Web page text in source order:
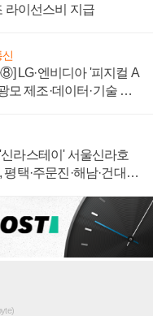
라이선스비 지급
신
LG·엔비디아 '피지컬 A
모 제조·데이터·기술 결
라스테이' 서울신라호
택·주문진·해남·건대로